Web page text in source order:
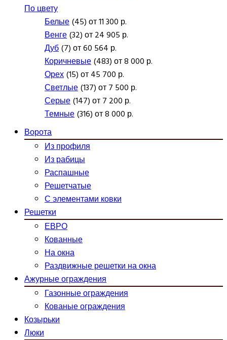
По цвету
Белые(45) от 11 300 р.
Венге(32) от 24 905 р.
Дуб(7) от 60 564 р.
Коричневые(483) от 8 000 р.
Орех(15) от 45 700 р.
Светлые(137) от 7 500 р.
Серые(147) от 7 200 р.
Темные(316) от 8 000 р.
Ворота
Из профиля
Из рабицы
Распашные
Решетчатые
С элементами ковки
Решетки
ЕВРО
Кованные
На окна
Раздвижные решетки на окна
Ажурные ограждения
Газонные ограждения
Кованые ограждения
Козырьки
Люки